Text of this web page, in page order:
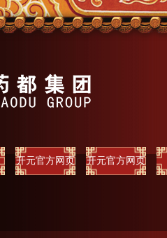
开元官方网页 开元官方网页